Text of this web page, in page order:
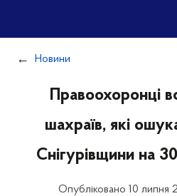
Новини
Правоохоронці
шахраїв, які
Снігурівщини на
Опубліковано 10 липня